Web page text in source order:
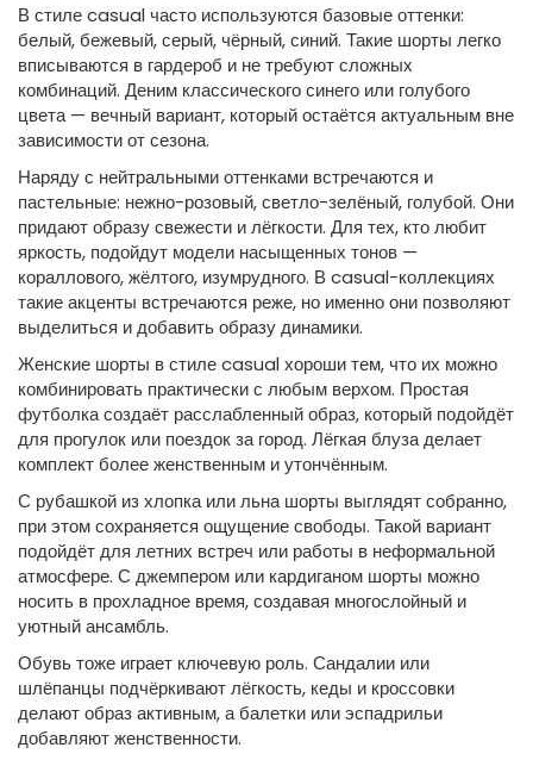
В стиле casual часто используются базовые оттенки:
белый, бежевый, серый, чёрный, синий. Такие шорты легко
вписываются в гардероб и не требуют сложных
комбинаций. Деним классического синего или голубого
цвета — вечный вариант, который остаётся актуальным вне
зависимости от сезона.
Наряду с нейтральными оттенками встречаются и
пастельные: нежно-розовый, светло-зелёный, голубой. Они
придают образу свежести и лёгкости. Для тех, кто любит
яркость, подойдут модели насыщенных тонов —
кораллового, жёлтого, изумрудного. В casual-коллекциях
такие акценты встречаются реже, но именно они позволяют
выделиться и добавить образу динамики.
Женские шорты в стиле casual хороши тем, что их можно
комбинировать практически с любым верхом. Простая
футболка создаёт расслабленный образ, который подойдёт
для прогулок или поездок за город. Лёгкая блуза делает
комплект более женственным и утончённым.
С рубашкой из хлопка или льна шорты выглядят собранно,
при этом сохраняется ощущение свободы. Такой вариант
подойдёт для летних встреч или работы в неформальной
атмосфере. С джемпером или кардиганом шорты можно
носить в прохладное время, создавая многослойный и
уютный ансамбль.
Обувь тоже играет ключевую роль. Сандалии или
шлёпанцы подчёркивают лёгкость, кеды и кроссовки
делают образ активным, а балетки или эспадрильи
добавляют женственности.